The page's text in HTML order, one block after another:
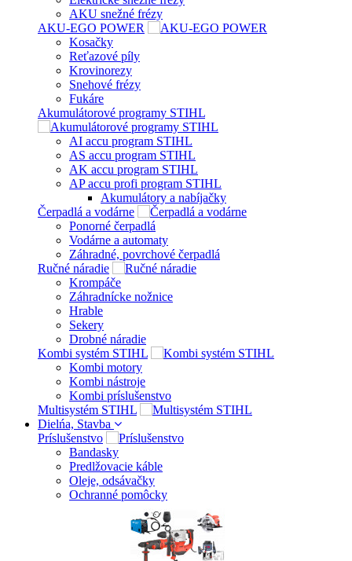
AKU snežné frézy
AKU-EGO POWER
Kosačky
Reťazové píly
Krovinorezy
Snehové frézy
Fukáre
Akumulátorové programy STIHL
AI accu program STIHL
AS accu program STIHL
AK accu program STIHL
AP accu profi program STIHL
Akumulátory a nabíjačky
Čerpadlá a vodárne
Ponorné čerpadlá
Vodárne a automaty
Záhradné, povrchové čerpadlá
Ručné náradie
Krompáče
Záhradnícke nožnice
Hrable
Sekery
Drobné náradie
Kombi systém STIHL
Kombi motory
Kombi nástroje
Kombi príslušenstvo
Multisystém STIHL
Dielńa, Stavba
Príslušenstvo
Bandasky
Predlžovacie káble
Oleje, odsávačky
Ochranné pomôcky